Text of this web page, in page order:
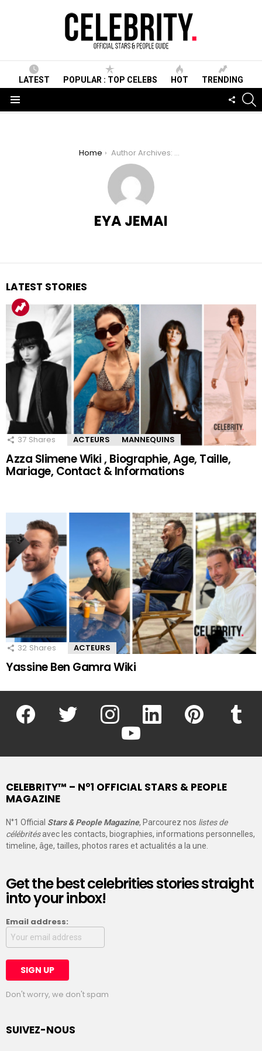
LATEST POPULAR : TOP CELEBS HOT TRENDING
Home Author Archives: Eya Jemai
EYA JEMAI
LATEST STORIES
37 Shares ACTEURS MANNEQUINS
Azza Slimene Wiki , Biographie, Age, Taille,
Mariage, Contact & Informations
32 Shares ACTEURS
Yassine Ben Gamra Wiki
facebook twitter instagram linkedin pinterest
youtube
CELEBRITY™ – N°1 OFFICIAL STARS & PEOPLE
MAGAZINE
N°1 Official Stars & People Magazine, Parcourez nos listes de
célébritésavec les contacts, biographies, informations personnelles,
timeline, âge, tailles, photos rares et actualités a la une.
Get the best celebrities stories straight
into your inbox!
Email address:
Don't worry, we don't spam
SUIVEZ-NOUS